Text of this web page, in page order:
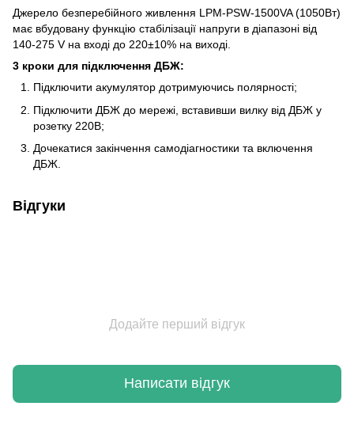
Джерело безперебійного живлення LPM-PSW-1500VA (1050Вт)
має вбудовану функцію стабілізації напруги в діапазоні від
140-275 V на вході до 220±10% на виході.
3 кроки для підключення ДБЖ:
Підключити акумулятор дотримуючись полярності;
Підключити ДБЖ до мережі, вставивши вилку від ДБЖ у
розетку 220В;
Дочекатися закінчення самодіагностики та включення
ДБЖ.
Відгуки
Додайте перший відгук
Написати відгук